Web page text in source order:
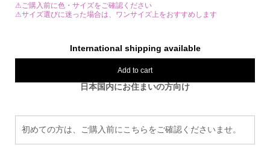
⚠ご購入前に色・サイズをご確認ください
⚠サイズ選びに迷った場合は、ワンサイズ上をおすすめします
International shipping available
Add to cart
日本国内にお住まいの方向け
初めての方は、ご購入前にこちらをご確認くださいませ。